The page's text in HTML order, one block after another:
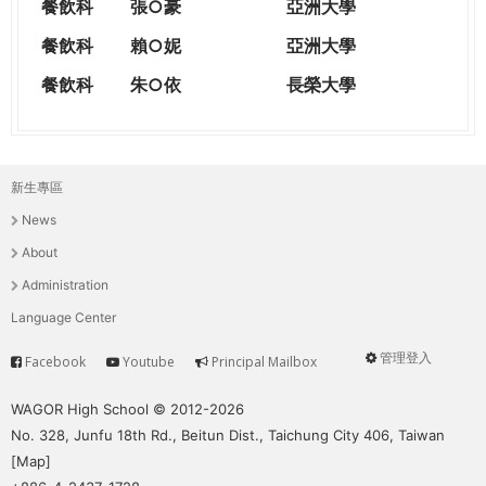
餐飲科 張○豪
亞洲大學
餐飲科
賴○妮
亞洲大學
餐飲科
朱○依 長榮大學
主
選
單
新生專區
News
About
Administration
Language Center
User
管理登入
Service
Facebook Youtube Principal Mailbox
WAGOR High School © 2012-2026
No. 328, Junfu 18th Rd., Beitun Dist., Taichung City 406, Taiwan
[Map]